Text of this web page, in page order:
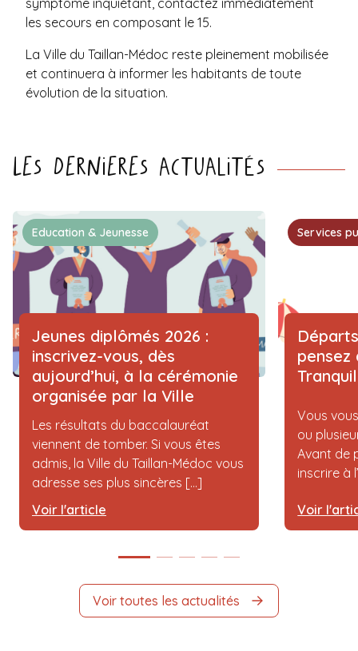
symptôme inquiétant, contactez immédiatement
les secours en composant le 15.
La Ville du Taillan-Médoc reste pleinement mobilisée
et continuera à informer les habitants de toute
évolution de la situation.
Les dernieres actualités
Education & Jeunesse
Jeunes diplômés 2026 :
inscrivez-vous, dès
aujourd’hui, à la cérémonie
organisée par la Ville
Les résultats du baccalauréat
viennent de tomber. Si vous êtes
admis, la Ville du Taillan-Médoc vous
adresse ses plus sincères [...]
Voir l'article
Services
pensez
Vous
ou
Avant de
inscrire à
Voir
Voir toutes les actualités